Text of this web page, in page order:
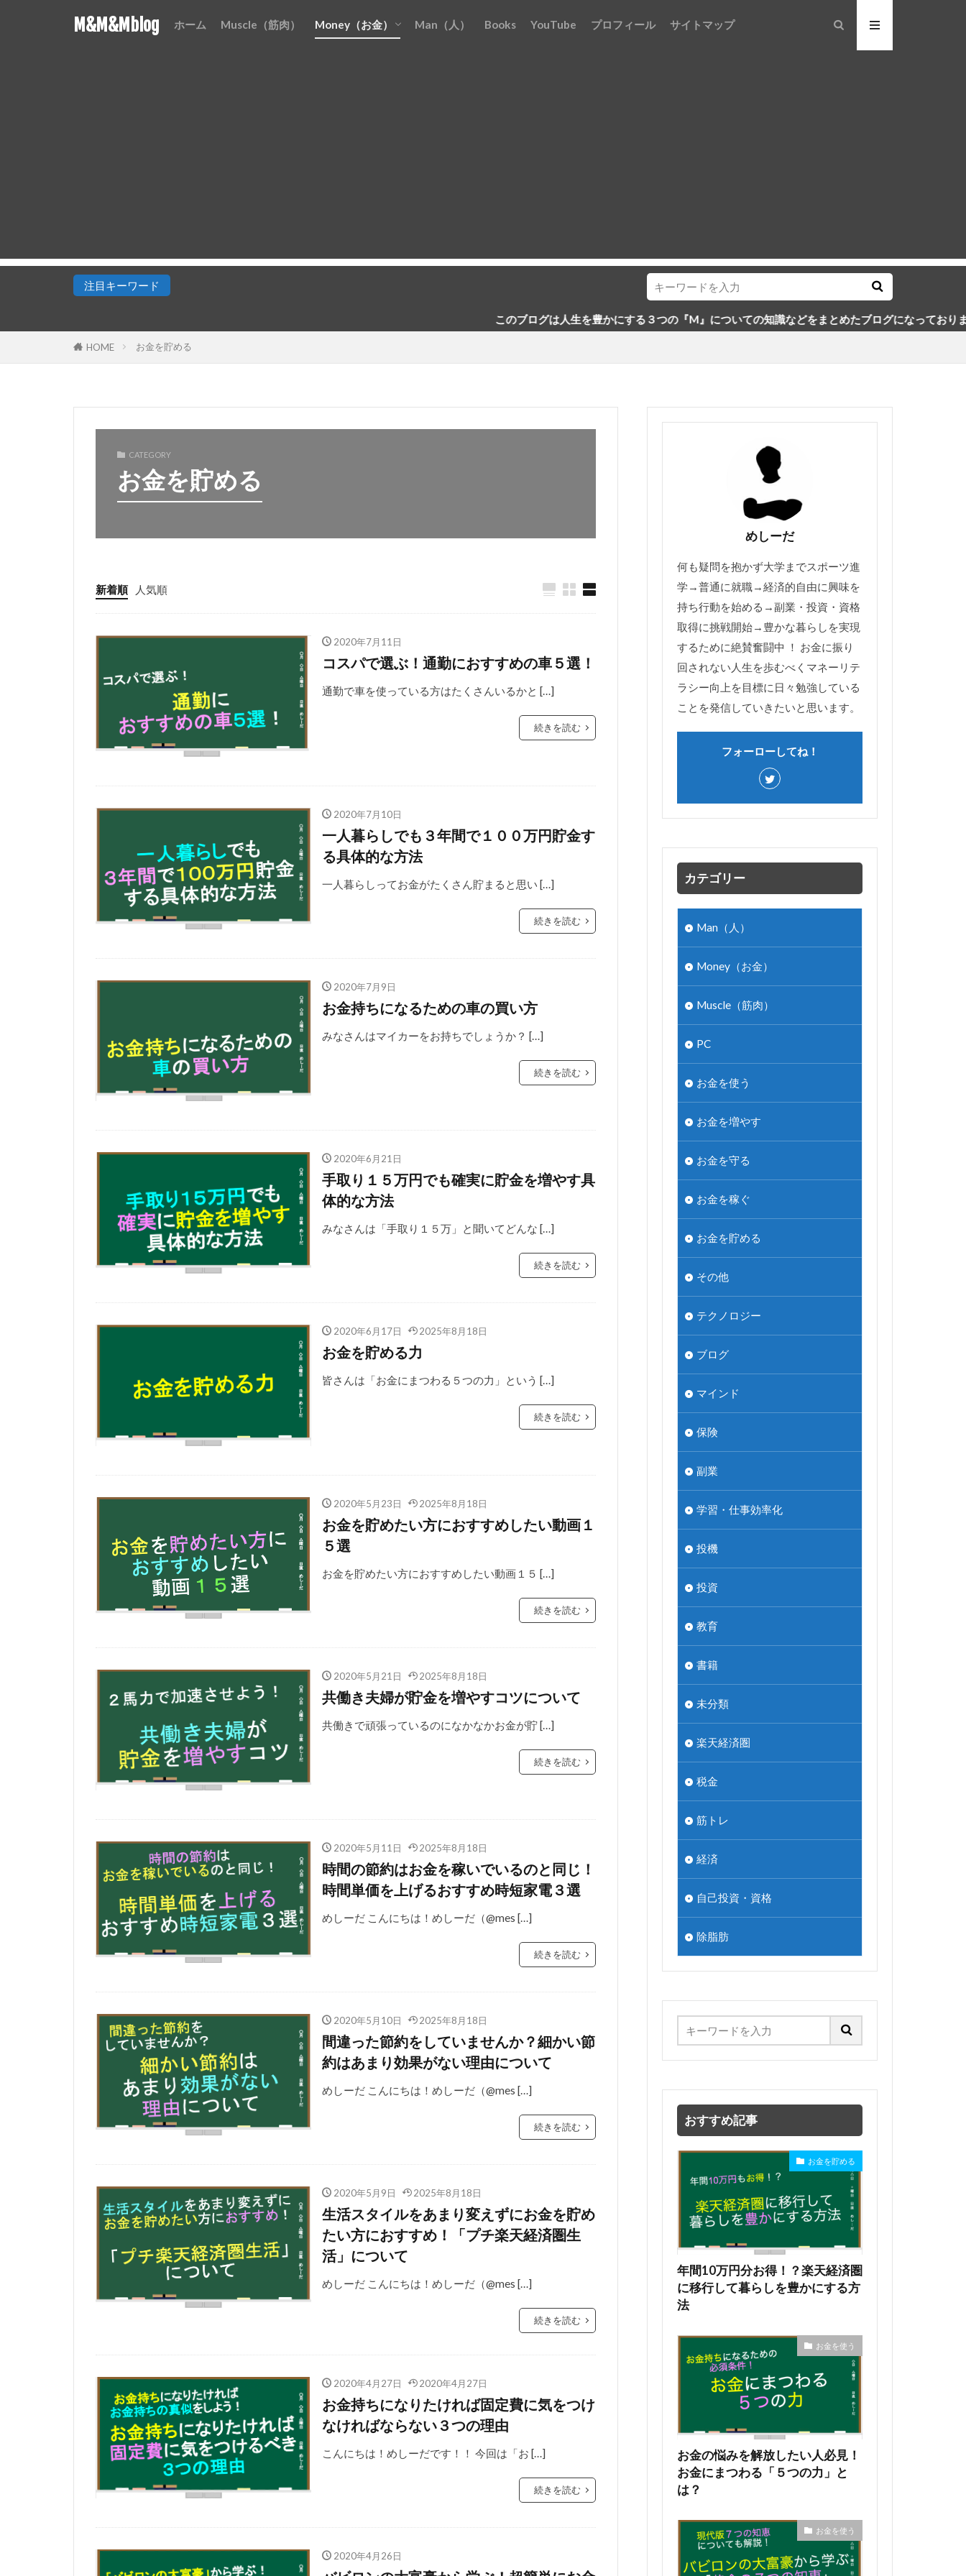
M&M&Mblog ホーム Muscle（筋肉） Money（お金） Man（人） Books YouTube プロフィール サイトマップ
注目キーワード
このブログは人生を豊かにする３つの『M』についての知識などをまとめたブログになっております。３つのM
HOME お金を貯める
CATEGORY
お金を貯める
新着順 人気順
2020年7月11日
コスパで選ぶ！通勤におすすめの車５選！
通勤で車を使っている方はたくさんいるかと […]
続きを読む
2020年7月10日
一人暮らしでも３年間で１００万円貯金す
る具体的な方法
一人暮らしってお金がたくさん貯まると思い […]
続きを読む
2020年7月9日
お金持ちになるための車の買い方
みなさんはマイカーをお持ちでしょうか？ […]
続きを読む
2020年6月21日
手取り１５万円でも確実に貯金を増やす具
体的な方法
みなさんは「手取り１５万」と聞いてどんな […]
続きを読む
2020年6月17日 2025年8月18日
お金を貯める力
皆さんは「お金にまつわる５つの力」という […]
続きを読む
2020年5月23日 2025年8月18日
お金を貯めたい方におすすめしたい動画１
５選
お金を貯めたい方におすすめしたい動画１５ […]
続きを読む
2020年5月21日 2025年8月18日
共働き夫婦が貯金を増やすコツについて
共働きで頑張っているのになかなかお金が貯 […]
続きを読む
2020年5月11日 2025年8月18日
時間の節約はお金を稼いでいるのと同じ！
時間単価を上げるおすすめ時短家電３選
めしーだ こんにちは！めしーだ（@mes […]
続きを読む
2020年5月10日 2025年8月18日
間違った節約をしていませんか？細かい節
約はあまり効果がない理由について
めしーだ こんにちは！めしーだ（@mes […]
続きを読む
2020年5月9日 2025年8月18日
生活スタイルをあまり変えずにお金を貯め
たい方におすすめ！「プチ楽天経済圏生
活」について
めしーだ こんにちは！めしーだ（@mes […]
続きを読む
2020年4月27日 2020年4月27日
お金持ちになりたければ固定費に気をつけ
なければならない３つの理由
こんにちは！めしーだです！！ 今回は「お […]
続きを読む
2020年4月26日
めしーだ
何も疑問を抱かず大学までスポーツ進
学→普通に就職→経済的自由に興味を
持ち行動を始める→副業・投資・資格
取得に挑戦開始→豊かな暮らしを実現
するために絶賛奮闘中 ！ お金に振り
回されない人生を歩むべくマネーリテ
ラシー向上を目標に日々勉強している
ことを発信していきたいと思います。
フォーローしてね！
カテゴリー
Man（人）
Money（お金）
Muscle（筋肉）
PC
お金を使う
お金を増やす
お金を守る
お金を稼ぐ
お金を貯める
その他
テクノロジー
ブログ
マインド
保険
副業
学習・仕事効率化
投機
投資
教育
書籍
未分類
楽天経済圏
税金
筋トレ
経済
自己投資・資格
除脂肪
おすすめ記事
お金を貯める
年間10万円分お得！？楽天経済圏
に移行して暮らしを豊かにする方
法
お金を使う
お金の悩みを解放したい人必見！
お金にまつわる「５つの力」と
は？
お金を使う